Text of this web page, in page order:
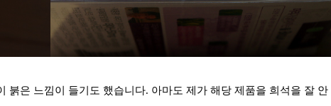
붉은 느낌이 들기도 했습니다. 아마도 제가 해당 제품을 희석을 잘 안